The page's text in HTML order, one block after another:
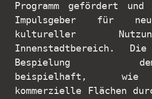
Programm gefördert
Impulsgeber für
kultureller
Innenstadtbereich. Die
Bespielung
beispielhaft, wie
kommerzielle Flächen